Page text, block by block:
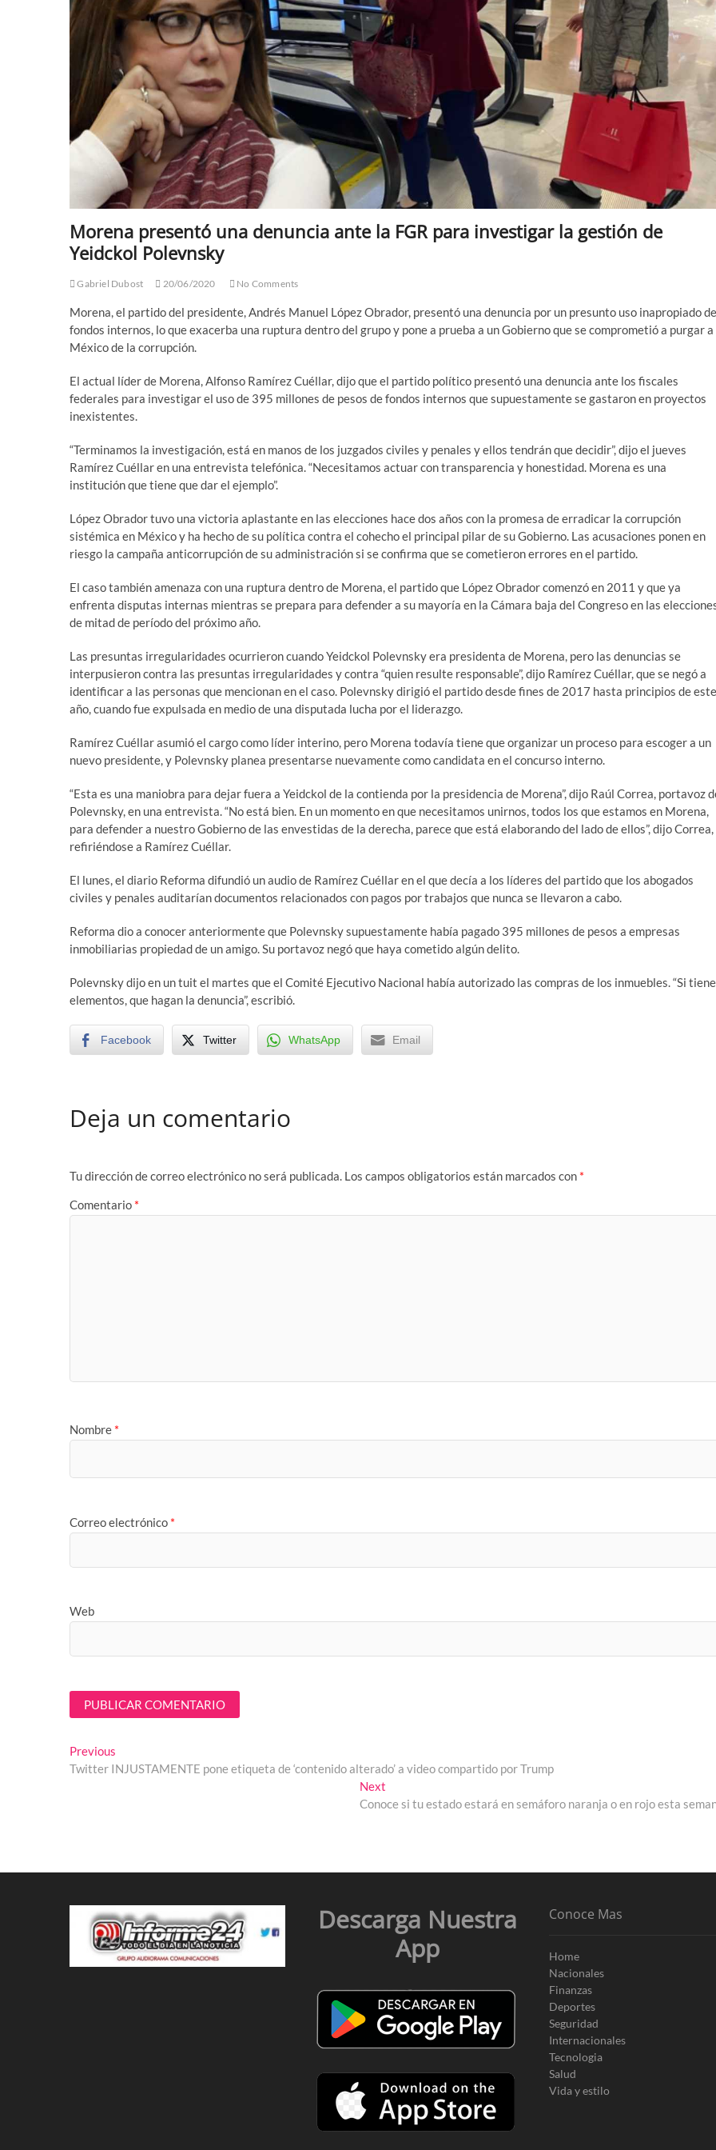
Morena presentó una denuncia ante la FGR para investigar la gestión de
Yeidckol Polevnsky
Gabriel Dubost 20/06/2020 No Comments
Morena, el partido del presidente, Andrés Manuel López Obrador, presentó una denuncia por un presunto uso inapropiado de
fondos internos, lo que exacerba una ruptura dentro del grupo y pone a prueba a un Gobierno que se comprometió a purgar a
México de la corrupción.
El actual líder de Morena, Alfonso Ramírez Cuéllar, dijo que el partido político presentó una denuncia ante los fiscales
federales para investigar el uso de 395 millones de pesos de fondos internos que supuestamente se gastaron en proyectos
inexistentes.
“Terminamos la investigación, está en manos de los juzgados civiles y penales y ellos tendrán que decidir”, dijo el jueves
Ramírez Cuéllar en una entrevista telefónica. “Necesitamos actuar con transparencia y honestidad. Morena es una
institución que tiene que dar el ejemplo”.
López Obrador tuvo una victoria aplastante en las elecciones hace dos años con la promesa de erradicar la corrupción
sistémica en México y ha hecho de su política contra el cohecho el principal pilar de su Gobierno. Las acusaciones ponen en
riesgo la campaña anticorrupción de su administración si se confirma que se cometieron errores en el partido.
El caso también amenaza con una ruptura dentro de Morena, el partido que López Obrador comenzó en 2011 y que ya
enfrenta disputas internas mientras se prepara para defender a su mayoría en la Cámara baja del Congreso en las
de mitad de período del próximo año.
Las presuntas irregularidades ocurrieron cuando Yeidckol Polevnsky era presidenta de Morena, pero las denuncias se
interpusieron contra las presuntas irregularidades y contra “quien resulte responsable”, dijo Ramírez Cuéllar, que se negó a
identificar a las personas que mencionan en el caso. Polevnsky dirigió el partido desde fines de 2017 hasta principios de este
año, cuando fue expulsada en medio de una disputada lucha por el liderazgo.
Ramírez Cuéllar asumió el cargo como líder interino, pero Morena todavía tiene que organizar un proceso para escoger a un
nuevo presidente, y Polevnsky planea presentarse nuevamente como candidata en el concurso interno.
“Esta es una maniobra para dejar fuera a Yeidckol de la contienda por la presidencia de Morena”, dijo Raúl Correa, portavoz
Polevnsky, en una entrevista. “No está bien. En un momento en que necesitamos unirnos, todos los que estamos en Morena,
para defender a nuestro Gobierno de las envestidas de la derecha, parece que está elaborando del lado de ellos”, dijo Correa,
refiriéndose a Ramírez Cuéllar.
El lunes, el diario Reforma difundió un audio de Ramírez Cuéllar en el que decía a los líderes del partido que los abogados
civiles y penales auditarían documentos relacionados con pagos por trabajos que nunca se llevaron a cabo.
Reforma dio a conocer anteriormente que Polevnsky supuestamente había pagado 395 millones de pesos a empresas
inmobiliarias propiedad de un amigo. Su portavoz negó que haya cometido algún delito.
Polevnsky dijo en un tuit el martes que el Comité Ejecutivo Nacional había autorizado las compras de los inmuebles. “Si
elementos, que hagan la denuncia”, escribió.
Facebook Twitter WhatsApp Email
Deja un comentario
Tu dirección de correo electrónico no será publicada. Los campos obligatorios están marcados con *
Comentario *
Nombre *
Correo electrónico *
Web
Navegación
de
Previous
post:
Twitter INJUSTAMENTE pone etiqueta de ‘contenido alterado’ a video compartido por Trump
Next
post:
Conoce si tu estado estará en semáforo naranja o en rojo esta
Descarga Nuestra
App
Conoce Mas
Home
Nacionales
Finanzas
Deportes
Seguridad
Internacionales
Tecnologia
Salud
Vida y estilo